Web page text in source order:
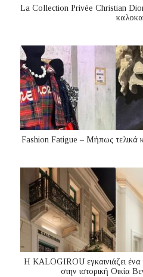
La Collection Privée Christian
Fashion Fatigue – Μήπως τελικά
Η KALOGIROU εγκαινιάζει
στην ιστορική Οικία